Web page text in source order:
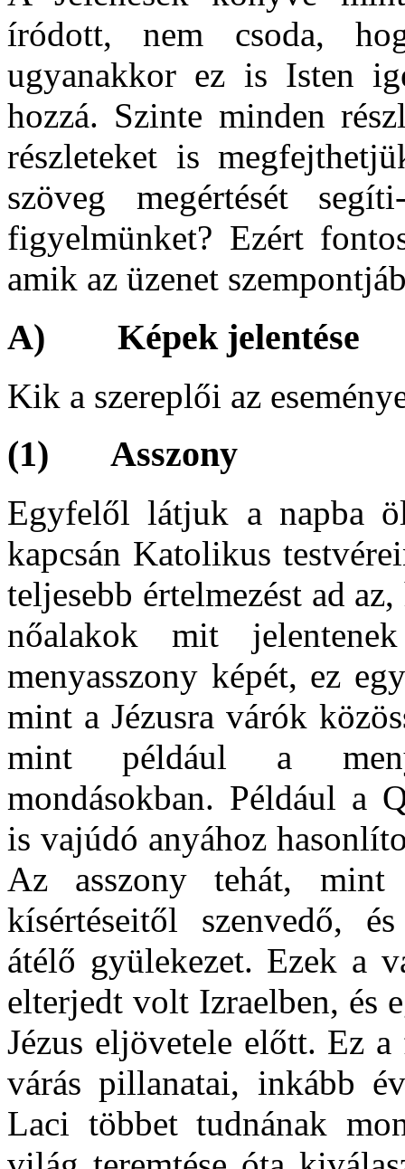
íródott, nem csoda,
ugyanakkor ez is Isten
hozzá. Szinte minden
részleteket is
szöveg megértését
figyelmünket? Ezért
amik az üzenet
A) Képek jelentése
Kik a szereplői az
(1) Asszony
Egyfelől látjuk a napba
kapcsán Katolikus
teljesebb értelmezést ad
nőalakok mit
menyasszony képét, ez
mint a Jézusra várók
mint például a
mondásokban. Például a
is vajúdó anyához
Az asszony tehát,
kísértéseitől szenvedő,
átélő gyülekezet. Ezek a
elterjedt volt Izraelben, és
Jézus eljövetele előtt. Ez
várás pillanatai, inkább
Laci többet tudnának